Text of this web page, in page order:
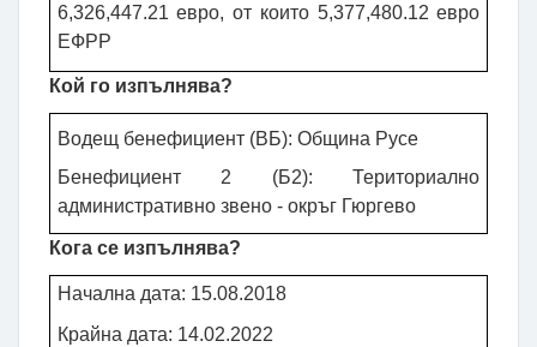
6,326,447.21 евро, от които 5,377,480.12евро
ЕФРР
Кой го изпълнява?
Водещ бенефициент (ВБ): Община Русе
Бенефициент 2 (Б2): Териториално
административно звено - окръг Гюргево
Кога се изпълнява?
Начална дата: 15.08.2018
Крайна дата: 14.02.2022